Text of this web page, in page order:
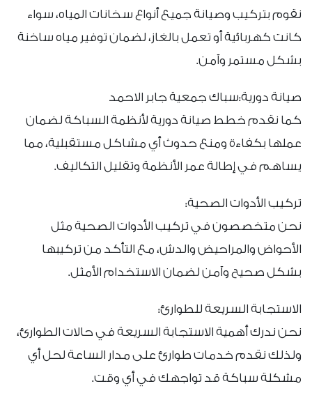
نقوم بتركيب وصيانة جميع أنواع سخانات المياه، سواء
كانت كهربائية أو تعمل بالغاز، لضمان توفير مياه ساخنة
بشكل مستمر وآمن.
صيانة دورية:سباك جمعية جابر الاحمد
كما نقدم خطط صيانة دورية لأنظمة السباكة لضمان
عملها بكفاءة ومنع حدوث أي مشاكل مستقبلية، مما
يساهم في إطالة عمر الأنظمة وتقليل التكاليف.
تركيب الأدوات الصحية:
نحن متخصصون في تركيب الأدوات الصحية مثل
الأحواض والمراحيض والدش، مع التأكد من تركيبها
بشكل صحيح وآمن لضمان الاستخدام الأمثل.
الاستجابة السريعة للطوارئ:
نحن ندرك أهمية الاستجابة السريعة في حالات الطوارئ،
ولذلك نقدم خدمات طوارئ على مدار الساعة لحل أي
مشكلة سباكة قد تواجهك في أي وقت.